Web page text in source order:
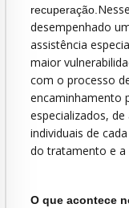
recuperação.
desempenhado
assistência
maior
com o processo
encaminhamento
especializados,
individuais de
do tratamento e a
O que acontece